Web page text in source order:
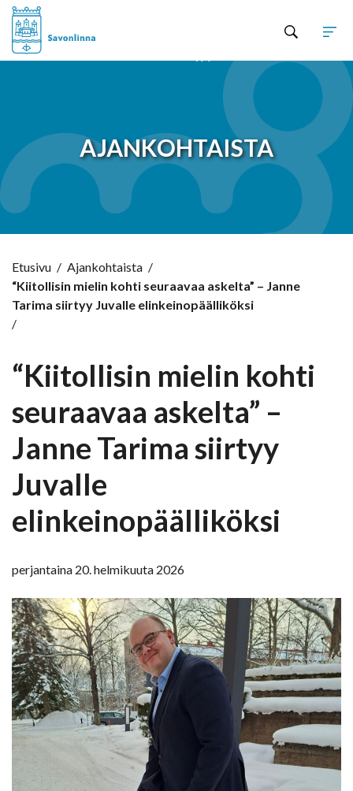
AJANKOHTAISTA
Etusivu / Ajankohtaista /
“Kiitollisin mielin kohti seuraavaa askelta” – Janne
Tarima siirtyy Juvalle elinkeinopäälliköksi
/
“Kiitollisin mielin kohti
seuraavaa askelta” –
Janne Tarima siirtyy
Juvalle
elinkeinopäälliköksi
perjantaina 20. helmikuuta 2026